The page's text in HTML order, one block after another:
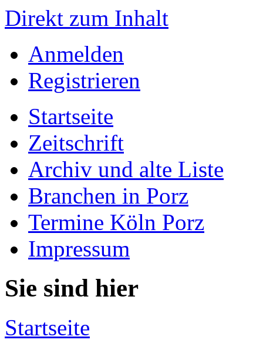
Direkt zum Inhalt
Anmelden
Registrieren
Startseite
Zeitschrift
Archiv und alte Liste
Branchen in Porz
Termine Köln Porz
Impressum
Sie sind hier
Startseite